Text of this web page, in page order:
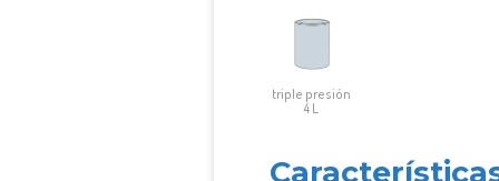
triple presión
4 L